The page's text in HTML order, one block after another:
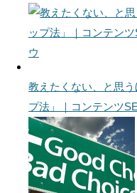
教えたくない、と思
プ法」｜コンテンツ